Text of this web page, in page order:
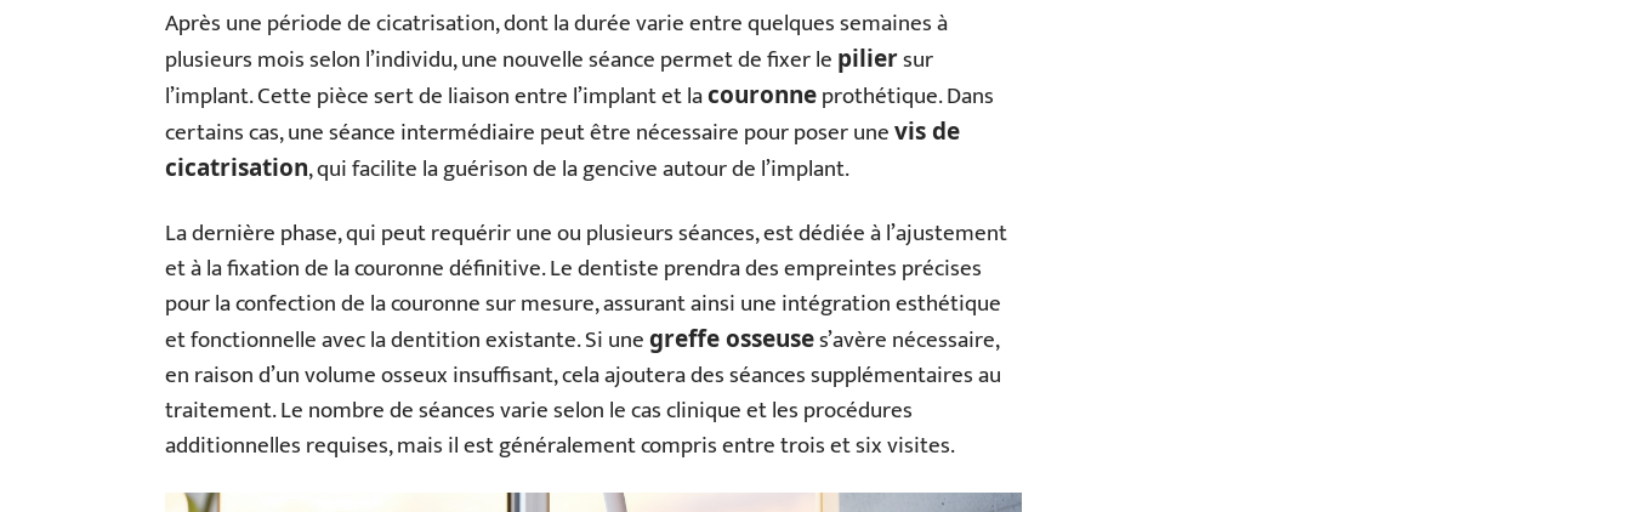
Après une période de cicatrisation, dont la durée varie entre quelques semaines à
plusieurs mois selon l’individu, une nouvelle séance permet de fixer le piliersur
l’implant. Cette pièce sert de liaison entre l’implant et lacouronneprothétique. Dans
certains cas, une séance intermédiaire peut être nécessaire pour poser unevis de
cicatrisation, qui facilite la guérison de la gencive autour de l’implant.
La dernière phase, qui peut requérir une ou plusieurs séances, est dédiée à l’ajustement
et à la fixation de la couronne définitive. Le dentiste prendra des empreintes précises
pour la confection de la couronne sur mesure, assurant ainsi une intégration esthétique
et fonctionnelle avec la dentition existante. Si unegreffe osseuses’avère nécessaire,
en raison d’un volume osseux insuffisant, cela ajoutera des séances supplémentaires au
traitement. Le nombre de séances varie selon le cas clinique et les procédures
additionnelles requises, mais il est généralement compris entre trois et six visites.